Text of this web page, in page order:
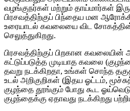
வழங்குநர்கள் மற்றும் தாய்மார்கள்
பிரசவத்திற்குப் பிந்தைய மன
உரையாடல் கவலையை விட
செலுத்துகிறது.
பிரசவத்திற்குப் பிறகான கவலையின்
கட்டுப்படுத்த முடியாத கவலை
தவறு நடக்கிறதா, உங்கள் சொந்த
உடல் அறிகுறிகள் (இதய ஓட்டம்,
குழந்தை தூங்கும் போது கூட
குழந்தைக்கு ஏதாவது நடக்கிறது